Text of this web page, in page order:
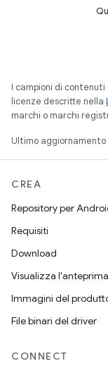
I campioni di
licenze descritte nella
marchi o marchi
Ultimo
CREA
Repository per
Requisiti
Download
Visualizza
Immagini del
File binari del driver
CONNECT